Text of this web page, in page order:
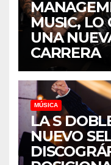
MUSIC, LO
UNA
CARRERA
MÚSICA
LA S
NUEVO